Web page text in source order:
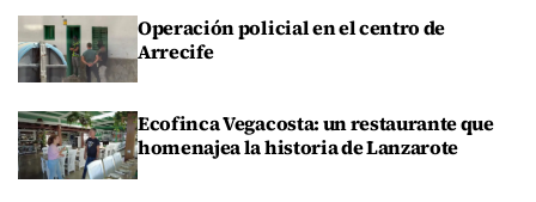
Operación policial en el centro de
Arrecife
Ecofinca Vegacosta: un restaurante que
homenajea la historia de Lanzarote